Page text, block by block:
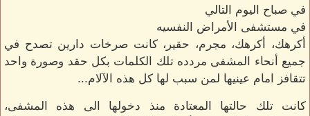
في صباح اليوم التالي
في مستشفى الأمراض النفسيه
أكرهك، أكرهك، مجرم، حقير، كانت صرخات دارين تصدح في
جميع أنحاء المشفى مردده تلك الكلمات بكل حقد وصورة واحد
تتقافز امام عينيها لمن سبب لها كل هذه الآلام...
كانت تلك حالتها المعتادة منذ دخولها الى هذه المشفى،